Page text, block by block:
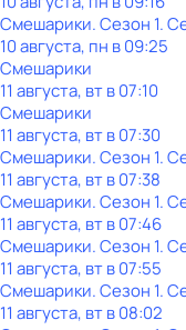
Смешарики. Сезон 1.
10 августа, пн в 09:25
Смешарики
11 августа, вт в 07:10
Смешарики
11 августа, вт в 07:30
Смешарики. Сезон 1.
11 августа, вт в 07:38
Смешарики. Сезон 1.
11 августа, вт в 07:46
Смешарики. Сезон 1.
11 августа, вт в 07:55
Смешарики. Сезон 1.
11 августа, вт в 08:02